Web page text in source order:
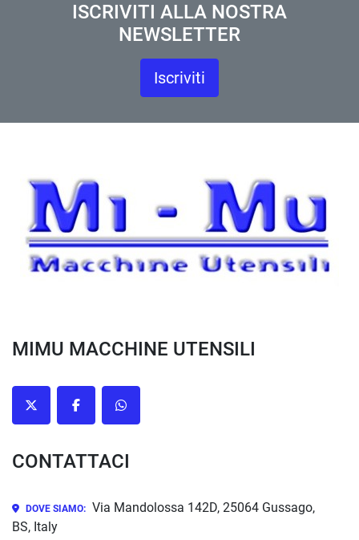
ISCRIVITI ALLA NOSTRA
NEWSLETTER
Iscriviti
MIMU MACCHINE UTENSILI
twitter facebookwhatsapp
CONTATTACI
DOVE SIAMO: Via Mandolossa 142D, 25064 Gussago,
BS, Italy